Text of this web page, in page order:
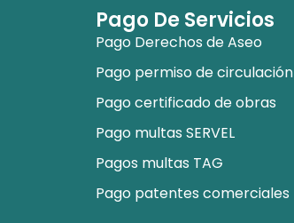
Pago De Servicios
Pago Derechos de Aseo
Pago permiso de circulación
Pago certificado de obras
Pago multas SERVEL
Pagos multas TAG
Pago patentes comerciales